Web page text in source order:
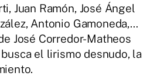
Juan Ramón, José Ángel
Antonio Gamoneda,…
José Corredor-Matheos
el lirismo desnudo, la